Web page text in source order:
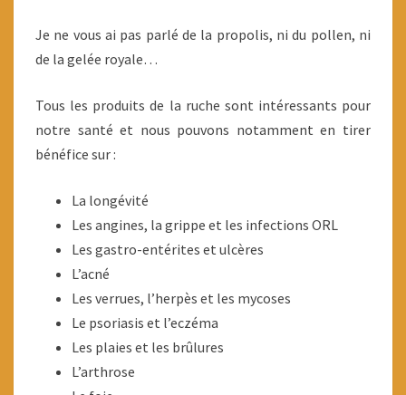
Je ne vous ai pas parlé de la propolis, ni du pollen, ni
de la gelée royale…
Tous les produits de la ruche sont intéressants pour
notre santé et nous pouvons notamment en tirer
bénéfice sur :
La longévité
Les angines, la grippe et les infections ORL
Les gastro-entérites et ulcères
L’acné
Les verrues, l’herpès et les mycoses
Le psoriasis et l’eczéma
Les plaies et les brûlures
L’arthrose